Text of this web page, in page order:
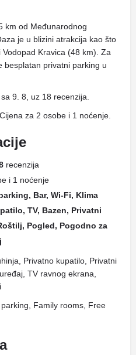
km od Međunarodnog
je u blizini atrakcija kao što
Kravica (48 km). Za
besplatan privatni parking u
9. 8, uz 18 recenzija.
za 2 osobe i 1 noćenje.
recenzija
i 1 noćenje
Bar, Wi-Fi, Klima
TV, Bazen, Privatni
Pogled, Pogodno za
Privatno kupatilo, Privatni
TV ravnog ekrana,
Family rooms, Free